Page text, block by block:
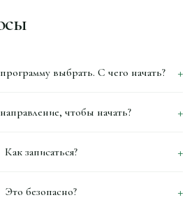
выбрать. С чего начать? +
чтобы начать? +
Как записаться? +
Это безопасно? +